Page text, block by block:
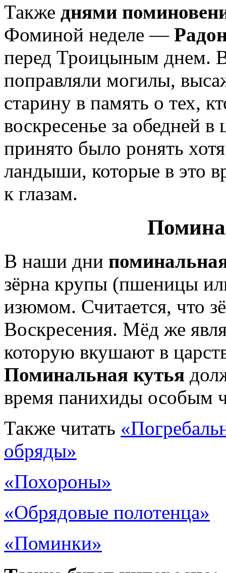
Также днями
Фоминой неделе —
перед Троицыным днем.
поправляли могилы,
старину в память о тех,
воскресенье за обедней
принято было ронять
ландыши, которые в это
к глазам.
В наши дни
зёрна крупы (пшеницы
изюмом. Считается, что
Воскресения. Мёд же
которую вкушают в
Поминальная кутья
время панихиды особым
Также читать
обряды»
«Похороны»
«Обрядовые полотенца»
«Поминки»